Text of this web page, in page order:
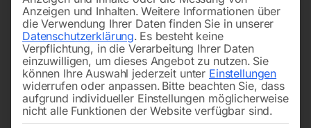
Anzeigen und Inhalten. Weitere Informationen über
die Verwendung Ihrer Daten finden Sie in unserer
Datenschutzerklärung. Es besteht keine
Verpflichtung, in die Verarbeitung Ihrer Daten
einzuwilligen, um dieses Angebot zu nutzen. Sie
können Ihre Auswahl jederzeit unter Einstellungen
widerrufen oder anpassen. Bitte beachten Sie, dass
aufgrund individueller Einstellungen möglicherweise
nicht alle Funktionen der Website verfügbar sind.